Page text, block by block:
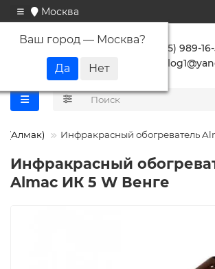
Москва
Ваш город — Москва?
+7 (495) 989-16-
(Алмак) Инфракрасный обогреватель
Инфракрасный
Almac ИК 5 W Венге